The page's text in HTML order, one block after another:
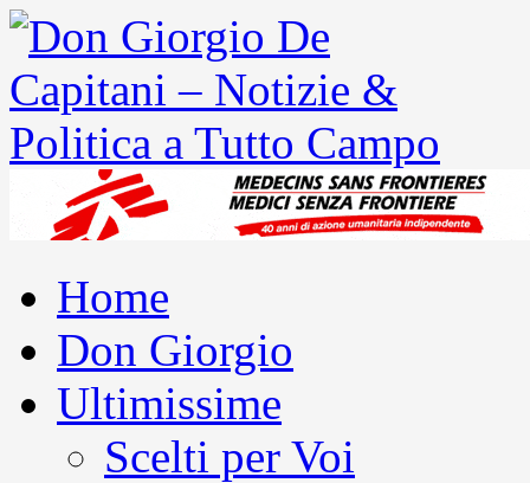
Home
Don Giorgio
Ultimissime
Scelti per Voi